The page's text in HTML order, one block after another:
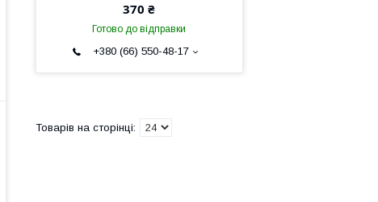
370 ₴
Готово до відправки
+380 (66) 550-48-17